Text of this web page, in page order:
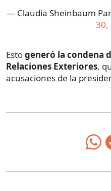
— Claudia Sheinbaum
30,
Estogeneró la condena
Relaciones Exteriores,
acusaciones de la